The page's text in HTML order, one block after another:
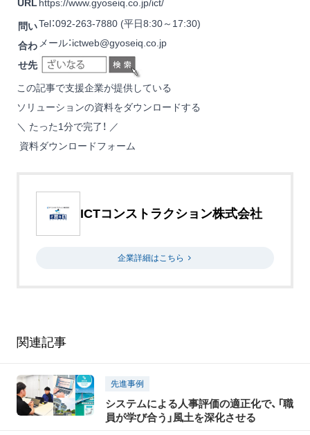
URL https://www.gyoseiq.co.jp/ict/
問い
合わ
せ先
Tel：092-263-7880 (平日8:30～17:30)
メール：ictweb@gyoseiq.co.jp
この記事で支援企業が提供している
ソリューションの資料をダウンロードする
＼ たった1分で完了！ ／
資料ダウンロードフォーム
ICTコンストラクション株式会社
企業詳細はこちら
関連記事
先進事例
システムによる人事評価の適正化で、「職
員が学び合う」風土を深化させる